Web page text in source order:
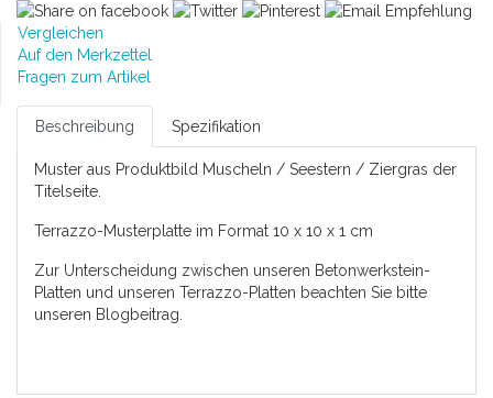
Vergleichen
Auf den Merkzettel
Fragen zum Artikel
Beschreibung Spezifikation
Muster aus Produktbild Muscheln / Seestern / Ziergras der
Titelseite.
Terrazzo-Musterplatte im Format 10 x 10 x 1 cm
Zur Unterscheidung zwischen unseren Betonwerkstein-
Platten und unseren Terrazzo-Platten beachten Sie bitte
unseren Blogbeitrag